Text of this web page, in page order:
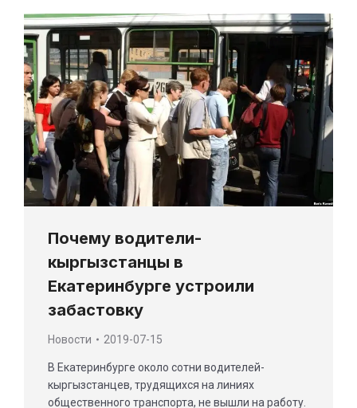
Почему водители-
кыргызстанцы в
Екатеринбурге устроили
забастовку
Новости 2019-07-15
В Екатеринбурге около сотни водителей-
кыргызстанцев, трудящихся на линиях
общественного транспорта, не вышли на работу.